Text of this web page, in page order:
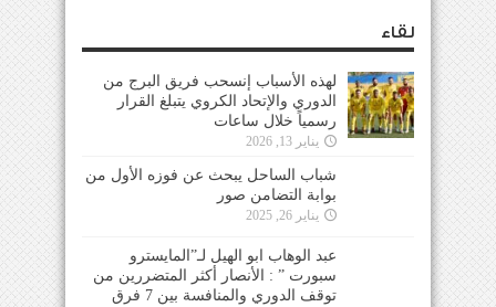
لقاء
لهذه الأسباب إنسحب فريق البرج من
الدوري والإتحاد الكروي يتبلغ القرار
رسمياً خلال ساعات
يناير 13, 2026
شباب الساحل يبحث عن فوزه الأول من
بوابة التضامن صور
يناير 26, 2025
عبد الوهاب ابو الهيل لـ”المايسترو
سبورت ” : الأنصار أكثر المتضررين من
توقف الدوري والمنافسة بين 7 فرق